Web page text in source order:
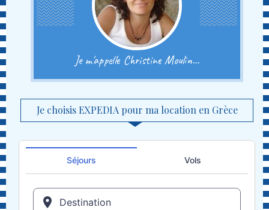
Je m'appelle Christine Moulin...
Je choisis EXPEDIA pour ma location en Grèce